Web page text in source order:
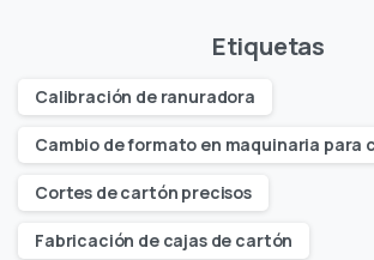
Etiquetas
Calibración de ranuradora
Cambio de formato en maquinaria para
Cortes de cartón precisos
Fabricación de cajas de cartón